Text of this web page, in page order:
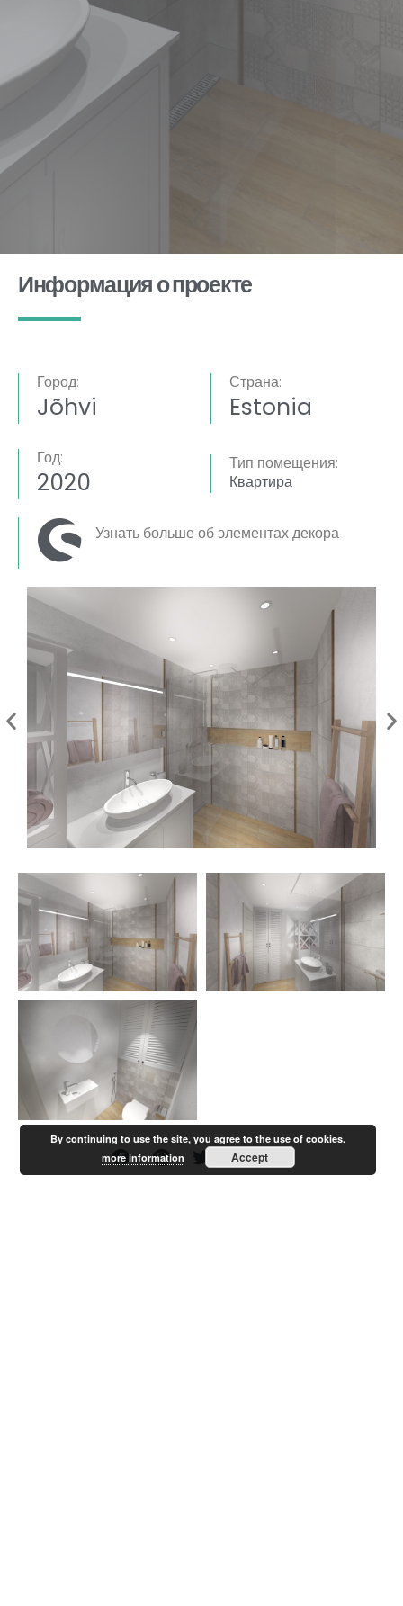
Информация о проекте
Город:
Jõhvi
Страна:
Estonia
Год:
2020
Тип помещения:
Квартира
Узнать больше об элементах декора
By continuing to use the site, you agree to the use of cookies.
more information
Accept